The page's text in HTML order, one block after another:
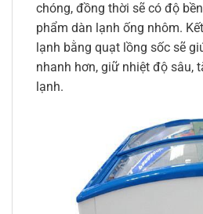
chóng, đồng thời sẽ có độ
phẩm dàn lạnh ống nhôm.
lạnh bằng quạt lồng sốc sẽ
nhanh hơn, giữ nhiệt độ sâu,
lạnh.